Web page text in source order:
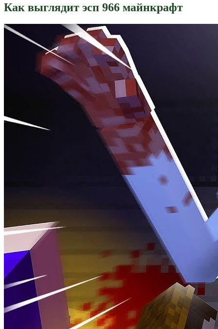
Как выглядит эсп 966 майнкрафт